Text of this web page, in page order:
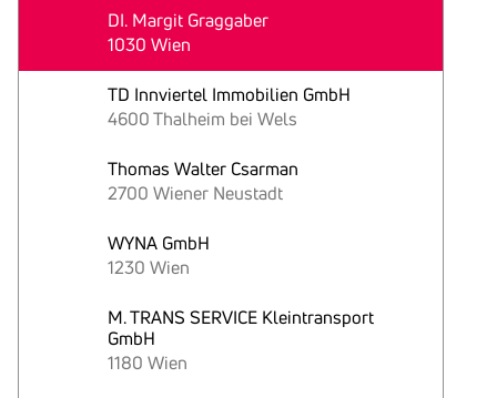
DI. Margit Graggaber
1030 Wien
TD Innviertel Immobilien GmbH
4600 Thalheim bei Wels
Thomas Walter Csarman
2700 Wiener Neustadt
WYNA GmbH
1230 Wien
M. TRANS SERVICE Kleintransport
GmbH
1180 Wien